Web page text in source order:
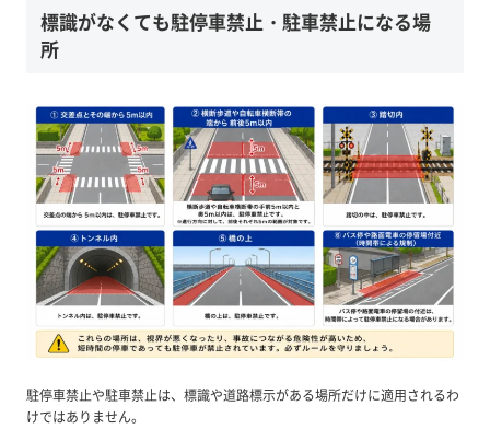
標識がなくても駐停車禁止・駐車禁止になる場
所
駐停車禁止や駐車禁止は、標識や道路標示がある場所だけに適用されるわ
けではありません。